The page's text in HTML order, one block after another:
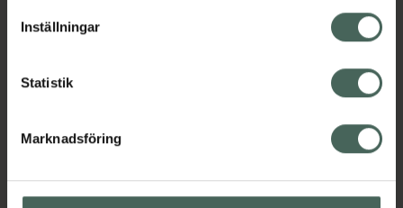
lagligheten av behandling som skett innan återkallelsen.
Inställningar
Statistik
Marknadsföring
Kronans Apotek finns här för dig. Du hittar oss från Skåne i
syd till Lappland i norr, och online i mobilen och på
hjälpa just dig att må lite bättre. Välkommen att prata
Kundservice